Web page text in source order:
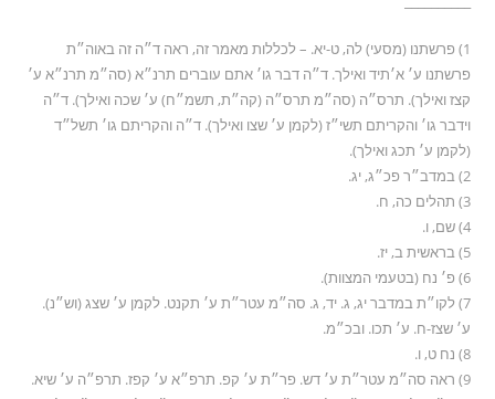
1) פרשתנו (מסעי) לה, ט-יא. – לכללות מאמר זה, ראה ד״ה זה באוה״ת
פרשתנו ע׳ א׳תיד ואילך. ד״ה דבר גו׳ אתם עוברים תרנ״א (סה״מ תרנ״א ע׳
קצז ואילך). תרס״ה (סה״מ תרס״ה (קה״ת, תשמ״ח) ע׳ שכה ואילך). ד״ה
וידבר גו׳ והקריתם תשי״ז (לקמן ע׳ שצו ואילך). ד״ה והקריתם גו׳ תשל״ד
(לקמן ע׳ תכג ואילך).
2) במדב״ר פכ״ג, יג.
3) תהלים כה, ח.
4) שם, ו.
5) בראשית ב, יז.
6) פ׳ נח (בטעמי המצוות).
7) לקו״ת במדבר יג, ג. יד, ג. סה״מ עטר״ת ע׳ תקנט. לקמן ע׳ שצג (וש״נ).
ע׳ שצז-ח. ע׳ תכו. ובכ״מ.
8) נח ט, ו.
9) ראה סה״מ עטר״ת ע׳ דש. פר״ת ע׳ קפ. תרפ״א ע׳ קפז. תרפ״ה ע׳ שיא.